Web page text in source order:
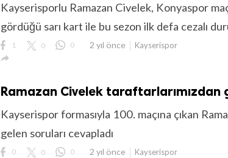
Kayserisporlu Ramazan Civelek, Konyaspor
gördüğü sarı kart ile bu sezon ilk defa cezalı
1 0 0 2 yıl önce Kayserispor

Ramazan Civelek taraftarlarımızdan
Kayserispor formasıyla 100. maçına çıkan
gelen soruları cevapladı
0 0 0 2 yıl önce Kayserispor